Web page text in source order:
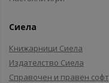
Сиела
Книжарници Сиела
Издателство Сиела
Справочен и правен